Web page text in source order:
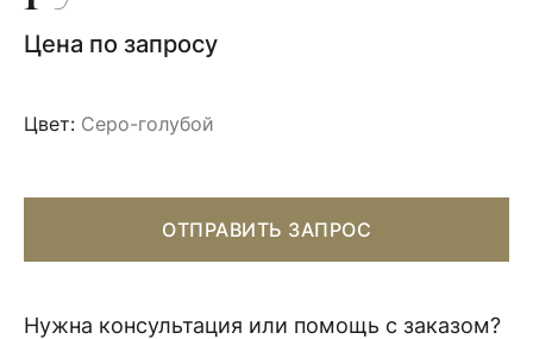
Цена по запросу
Цвет: Серо-голубой
ОТПРАВИТЬ ЗАПРОС
Нужна консультация или помощь с заказом?